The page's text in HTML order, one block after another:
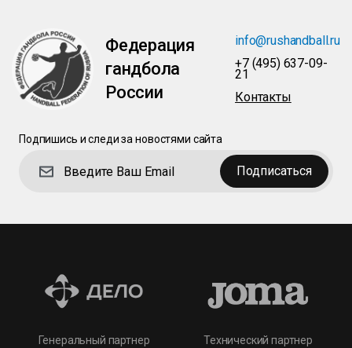
Федерация
гандбола
России
info@rushandball.ru
+7 (495) 637-09-
21
Контакты
Подпишись и следи за новостями сайта
Подписаться
Генеральный партнер Технический партнер